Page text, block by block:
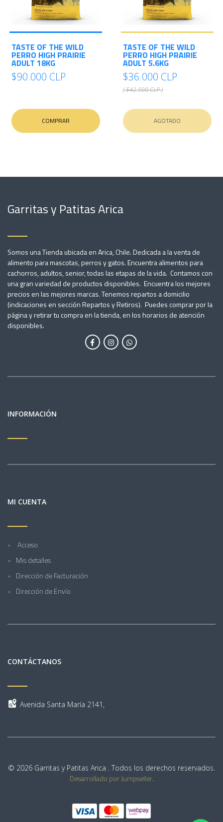
TASTE OF THE WILD
PERRO HIGH PRAIRIE
ADULT 18KG
$90.000 CLP
COMPRAR
TASTE OF THE WILD
PERRO HIGH PRAIRIE
ADULT 5.6KG
$36.000 CLP
( $42.500 CLP )
AGOTADO
Garritas y Patitas Arica
Somos una Tienda ubicada en Arica, Chile. Dedicada a la venta de
alimento para mascotas, perros y gatos. Encuentra alimentos para
cachorros, adultos, senior, todas las etapas de la vida. Contamos con
una gran variedad de productos disponibles. Encuentra los mejores
precios en las mejores marcas. Tenemos repartos a domicilio
(indicaciones en sección Repartos y Retiros). Puedes comprar por la
página y retirar tu compra en la tienda, en los horarios de atención
disponibles.
INFORMACIÓN
MI CUENTA
Acceso
Mis detalles
Dirección de Facturación
Dirección de Envío
CONTÁCTANOS
Avenida Santa María 2141,
© 2026 Garritas y Patitas Arica . Todos los derechos reservados.
Desarrollado por Jumpseller.